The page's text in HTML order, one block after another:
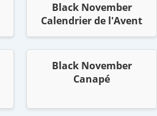
Black November
Calendrier de l'Avent
Black November
Canapé